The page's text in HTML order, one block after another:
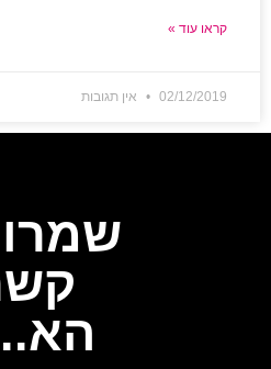
קראו עוד »
02/12/2019 אין תגובות
שמרו